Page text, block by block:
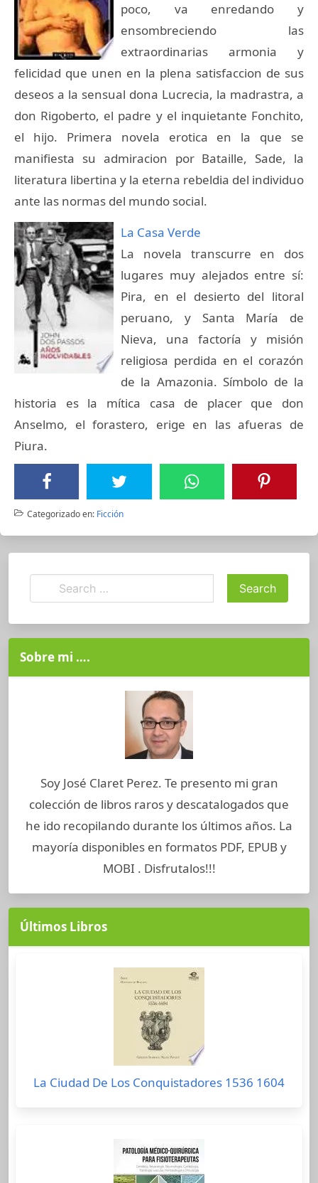
poco, va enredando y
ensombreciendo las
extraordinarias armonia y
felicidad que unen en la plena satisfaccion de sus
deseos a la sensual dona Lucrecia, la madrastra, a
don Rigoberto, el padre y el inquietante Fonchito,
el hijo. Primera novela erotica en la que se
manifiesta su admiracion por Bataille, Sade, la
literatura libertina y la eterna rebeldia del individuo
ante las normas del mundo social.
La Casa Verde
La novela transcurre en dos
lugares muy alejados entre sí:
Pira, en el desierto del litoral
peruano, y Santa María de
Nieva, una factoría y misión
religiosa perdida en el corazón
de la Amazonia. Símbolo de la
historia es la mítica casa de placer que don
Anselmo, el forastero, erige en las afueras de
Piura.
Categorizado en: Ficción
Sobre mi ….
Soy José Claret Perez. Te presento mi gran
colección de libros raros y descatalogados que
he ido recopilando durante los últimos años. La
mayoría disponibles en formatos PDF, EPUB y
MOBI . Disfrutalos!!!
Últimos Libros
La Ciudad De Los Conquistadores 1536 1604